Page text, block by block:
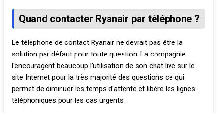
Quand contacter Ryanair par téléphone ?
Le téléphone de contact Ryanair ne devrait pas être la
solution par défaut pour toute question. La compagnie
l'encouragent beaucoup l'utilisation de son chat live sur le
site Internet pour la très majorité des questions ce qui
permet de diminuer les temps d'attente et libère les lignes
téléphoniques pour les cas urgents.